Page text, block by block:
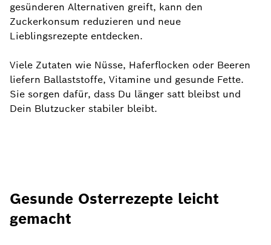
gesünderen Alternativen greift, kann den
Zuckerkonsum reduzieren und neue
Lieblingsrezepte entdecken.
Viele Zutaten wie Nüsse, Haferflocken oder Beeren
liefern Ballaststoffe, Vitamine und gesunde Fette.
Sie sorgen dafür, dass Du länger satt bleibst und
Dein Blutzucker stabiler bleibt.
Gesunde Osterrezepte leicht
gemacht